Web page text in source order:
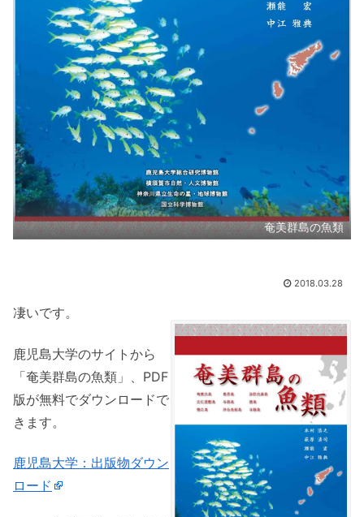
奄美群島の魚類
2018.03.28
凄いです。
鹿児島大学のサイトから
「奄美群島の魚類」、PDF
版が無料でダウンロードで
きます。
鹿児島大学：出版物ダウン
ロード